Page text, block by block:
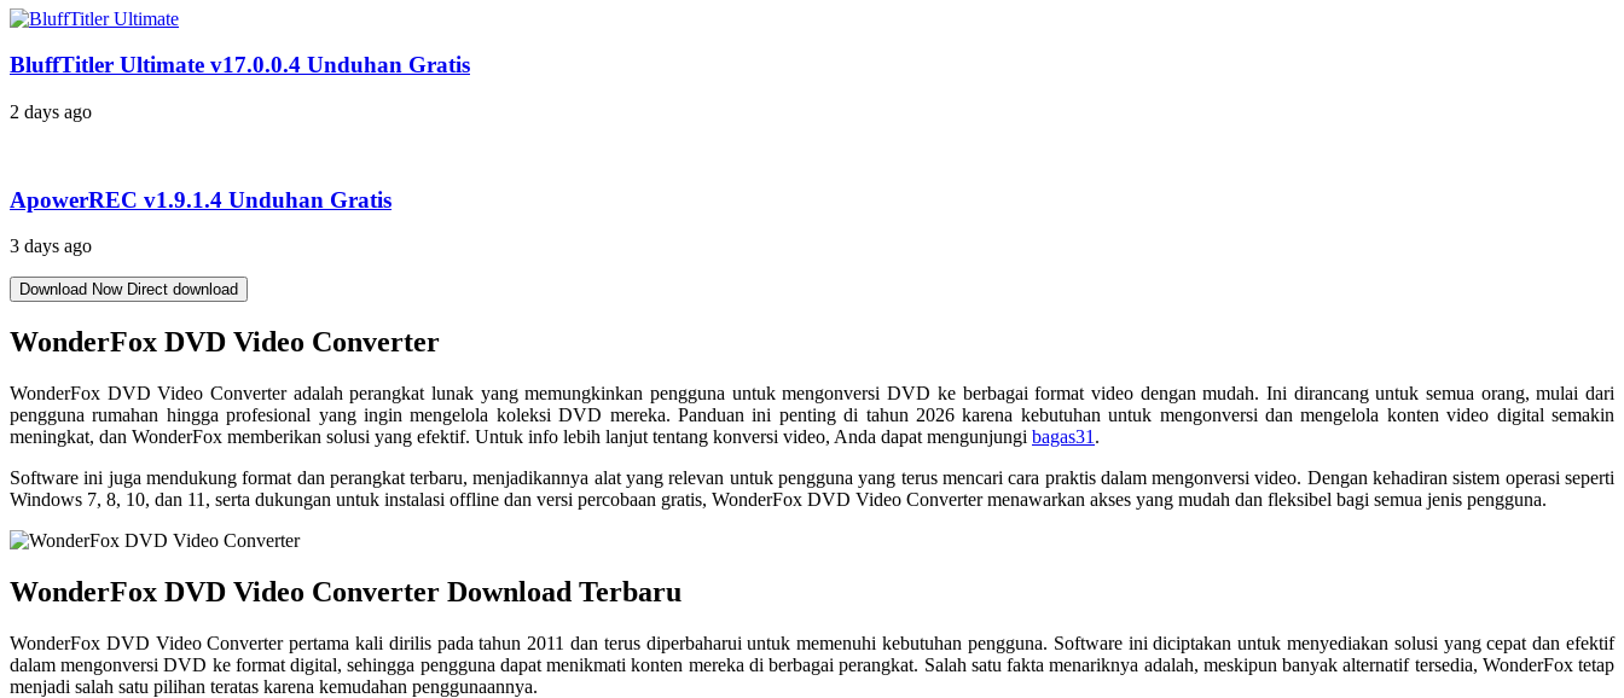
BluffTitler Ultimate v17.0.0.4 Unduhan Gratis
2 days ago
ApowerREC v1.9.1.4 Unduhan Gratis
3 days ago
Download Now Direct download
WonderFox DVD Video Converter
WonderFox DVD Video Converter adalah perangkat lunak yang memungkinkan pengguna untuk mengonversi DVD ke berbagai format video dengan mudah. Ini dirancang untuk semua orang, mulai dari
pengguna rumahan hingga profesional yang ingin mengelola koleksi DVD mereka. Panduan ini penting di tahun 2026 karena kebutuhan untuk mengonversi dan mengelola konten video digital semakin
meningkat, dan WonderFox memberikan solusi yang efektif. Untuk info lebih lanjut tentang konversi video, Anda dapat mengunjungi bagas31 .
Software ini juga mendukung format dan perangkat terbaru, menjadikannya alat yang relevan untuk pengguna yang terus mencari cara praktis dalam mengonversi video. Dengan kehadiran sistem operasi seperti
Windows 7, 8, 10, dan 11, serta dukungan untuk instalasi offline dan versi percobaan gratis, WonderFox DVD Video Converter menawarkan akses yang mudah dan fleksibel bagi semua jenis pengguna.
WonderFox DVD Video Converter Download Terbaru
WonderFox DVD Video Converter pertama kali dirilis pada tahun 2011 dan terus diperbaharui untuk memenuhi kebutuhan pengguna. Software ini diciptakan untuk menyediakan solusi yang cepat dan efektif
dalam mengonversi DVD ke format digital, sehingga pengguna dapat menikmati konten mereka di berbagai perangkat. Salah satu fakta menariknya adalah, meskipun banyak alternatif tersedia, WonderFox tetap
menjadi salah satu pilihan teratas karena kemudahan penggunaannya.